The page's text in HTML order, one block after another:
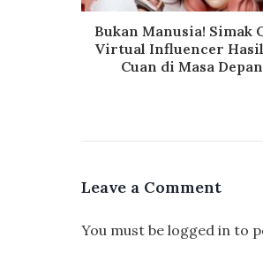
Bukan Manusia! Simak
Virtual Influencer
Cuan di Masa Depan
Leave a Comment
You must be logged in to